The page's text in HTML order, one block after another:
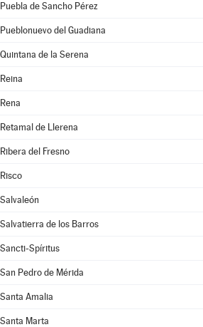
Puebla de Sancho Pérez
Pueblonuevo del Guadiana
Quintana de la Serena
Reina
Rena
Retamal de Llerena
Ribera del Fresno
Risco
Salvaleón
Salvatierra de los Barros
Sancti-Spíritus
San Pedro de Mérida
Santa Amalia
Santa Marta